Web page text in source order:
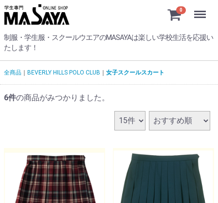
制服・学生服・スクールウエアのMASAYAは楽しい学校生活を応援い
たします！
0 Menu
全商品 BEVERLY HILLS POLO CLUB 女子スクールスカート
6件の商品がみつかりました。